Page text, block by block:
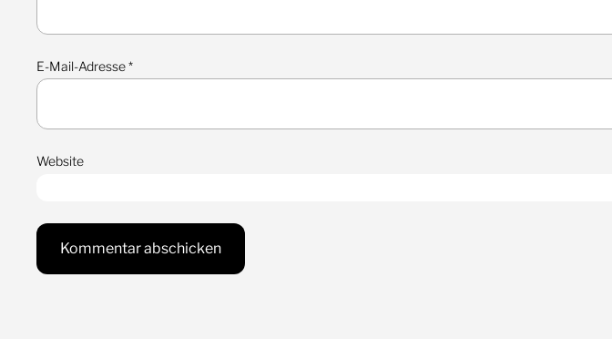
E-Mail-Adresse*
Website